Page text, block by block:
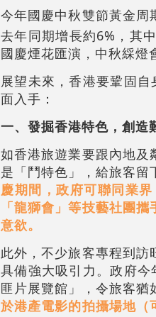
今年國慶中秋雙節黃金周
去年同期增長約6%，其
國慶煙花匯演，中秋綵燈
展望未來，香港要鞏固
面入手：
一、發掘香港特色，創造
如香港旅遊業要跟內地及
是「鬥特色」，給旅客留
慶期間，政府可聯同業
「龍獅會」等技藝社團
意欲。
此外，不少旅客專程到
具備強大吸引力。政府
匪片展覽館」，令旅客猶
於港產電影的拍攝場地（